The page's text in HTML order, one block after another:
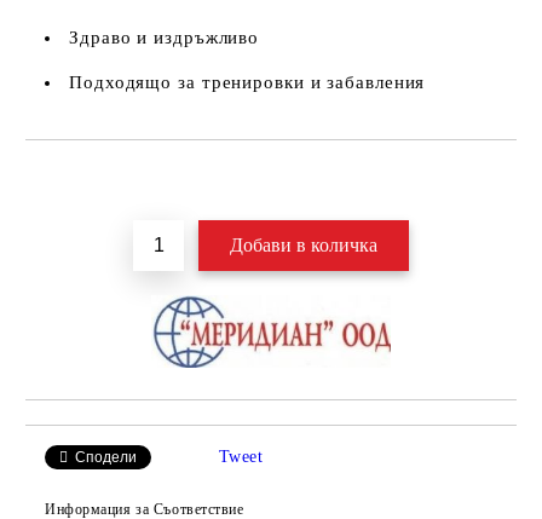
Здраво и издръжливо
Подходящо за тренировки и забавления
Сподели Tweet
Информация за Съответствие